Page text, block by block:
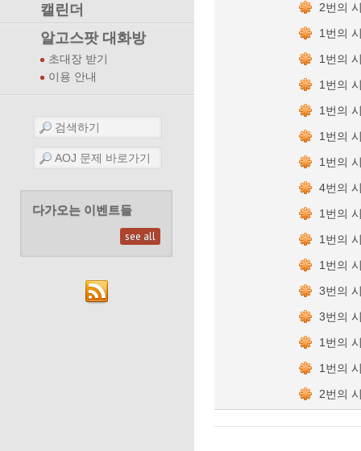
캘린더
알고스팟 대화방
초대장 받기
이용 안내
다가오는 이벤트들
see all
2번의
1번의
1번의
1번의
1번의
1번의
1번의
4번의
1번의
1번의
1번의
3번의
3번의
1번의
1번의
2번의